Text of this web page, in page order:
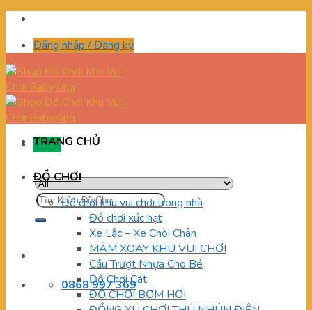
Skip
contentĐăng nhập / Đăng ký
Menu
Tìm
kiếm:
0868 997 369
TRANG CHỦ
ĐỒ CHƠI
Đồ chơi khu vui chơi trong nhà
Đồ chơi xúc hạt
Xe Lắc – Xe Chòi Chân
MÂM XOAY KHU VUI CHƠI
Cầu Trượt Nhựa Cho Bé
Đồ Chơi Cát
ĐỒ CHƠI BƠM HƠI